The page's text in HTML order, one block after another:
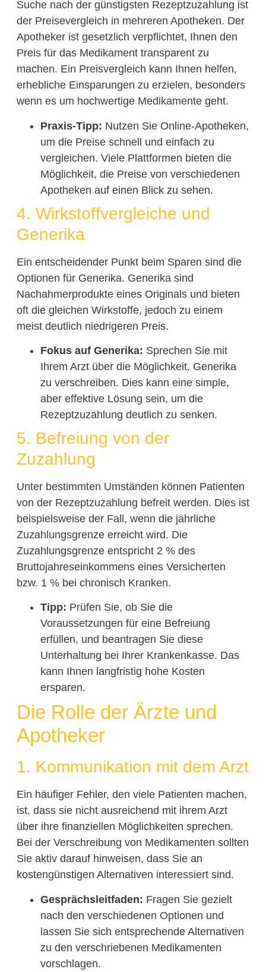
Suche nach der günstigsten Rezeptzuzahlung ist
der Preisevergleich in mehreren Apotheken. Der
Apotheker ist gesetzlich verpflichtet, Ihnen den
Preis für das Medikament transparent zu
machen. Ein Preisvergleich kann Ihnen helfen,
erhebliche Einsparungen zu erzielen, besonders
wenn es um hochwertige Medikamente geht.
Praxis-Tipp: Nutzen Sie Online-Apotheken,
um die Preise schnell und einfach zu
vergleichen. Viele Plattformen bieten die
Möglichkeit, die Preise von verschiedenen
Apotheken auf einen Blick zu sehen.
4. Wirkstoffvergleiche und
Generika
Ein entscheidender Punkt beim Sparen sind die
Optionen für Generika. Generika sind
Nachahmerprodukte eines Originals und bieten
oft die gleichen Wirkstoffe, jedoch zu einem
meist deutlich niedrigeren Preis.
Fokus auf Generika: Sprechen Sie mit
Ihrem Arzt über die Möglichkeit, Generika
zu verschreiben. Dies kann eine simple,
aber effektive Lösung sein, um die
Rezeptzuzahlung deutlich zu senken.
5. Befreiung von der
Zuzahlung
Unter bestimmten Umständen können Patienten
von der Rezeptzuzahlung befreit werden. Dies ist
beispielsweise der Fall, wenn die jährliche
Zuzahlungsgrenze erreicht wird. Die
Zuzahlungsgrenze entspricht 2 % des
Bruttojahreseinkommens eines Versicherten
bzw. 1 % bei chronisch Kranken.
Tipp: Prüfen Sie, ob Sie die
Voraussetzungen für eine Befreiung
erfüllen, und beantragen Sie diese
Unterhaltung bei Ihrer Krankenkasse. Das
kann Ihnen langfristig hohe Kosten
ersparen.
Die Rolle der Ärzte und
Apotheker
1. Kommunikation mit dem Arzt
Ein häufiger Fehler, den viele Patienten machen,
ist, dass sie nicht ausreichend mit ihrem Arzt
über ihre finanziellen Möglichkeiten sprechen.
Bei der Verschreibung von Medikamenten sollten
Sie aktiv darauf hinweisen, dass Sie an
kostengünstigen Alternativen interessiert sind.
Gesprächsleitfaden: Fragen Sie gezielt
nach den verschiedenen Optionen und
lassen Sie sich entsprechende Alternativen
zu den verschriebenen Medikamenten
vorschlagen.